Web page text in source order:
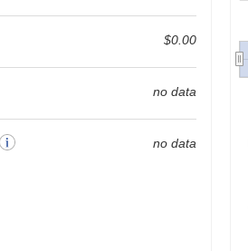
$0.00
no data
no data